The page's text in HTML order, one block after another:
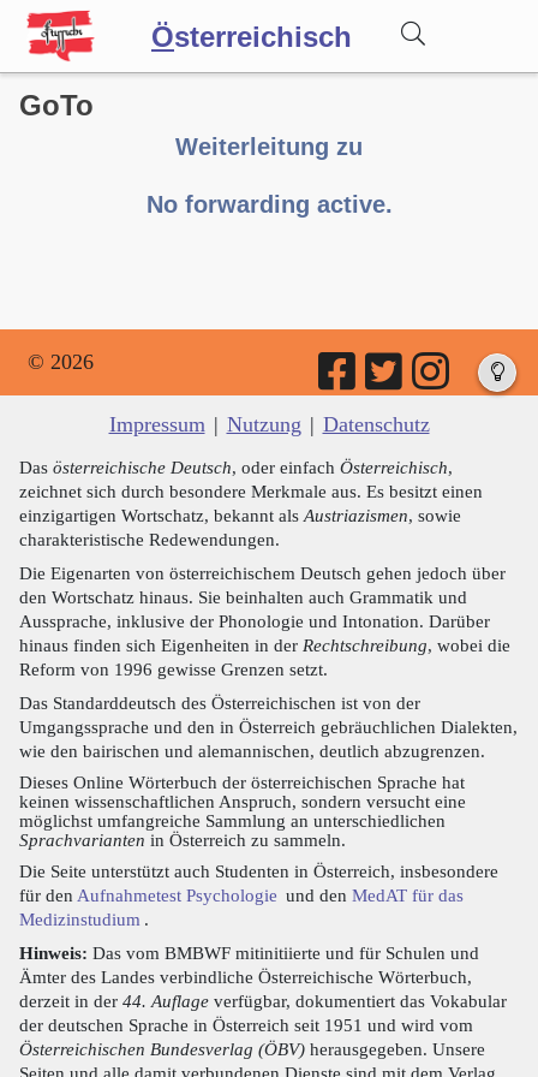
Österreichisch
Wörterbuch
GoTo
Weiterleitung zu
No forwarding active.
© 2026
Impressum | Nutzung | Datenschutz
Das österreichische Deutsch, oder einfach Österreichisch,
zeichnet sich durch besondere Merkmale aus. Es besitzt einen
einzigartigen Wortschatz, bekannt als Austriazismen, sowie
charakteristische Redewendungen.
Die Eigenarten von österreichischem Deutsch gehen jedoch über
den Wortschatz hinaus. Sie beinhalten auch Grammatik und
Aussprache, inklusive der Phonologie und Intonation. Darüber
hinaus finden sich Eigenheiten in der Rechtschreibung, wobei die
Reform von 1996 gewisse Grenzen setzt.
Das Standarddeutsch des Österreichischen ist von der
Umgangssprache und den in Österreich gebräuchlichen Dialekten,
wie den bairischen und alemannischen, deutlich abzugrenzen.
Dieses Online Wörterbuch der österreichischen Sprache hat
keinen wissenschaftlichen Anspruch, sondern versucht eine
möglichst umfangreiche Sammlung an unterschiedlichen
Sprachvarianten in Österreich zu sammeln.
Die Seite unterstützt auch Studenten in Österreich, insbesondere
für den Aufnahmetest Psychologie und den MedAT für das
Medizinstudium .
Hinweis: Das vom BMBWF mitinitiierte und für Schulen und
Ämter des Landes verbindliche Österreichische Wörterbuch,
derzeit in der 44. Auflage verfügbar, dokumentiert das Vokabular
der deutschen Sprache in Österreich seit 1951 und wird vom
Österreichischen Bundesverlag (ÖBV) herausgegeben. Unsere
Seiten und alle damit verbundenen Dienste sind mit dem Verlag